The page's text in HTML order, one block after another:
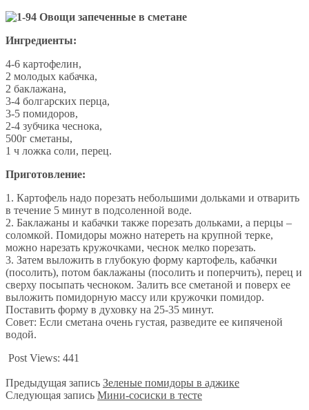
Ингредиенты:
4-6 картофелин,
2 молодых кабачка,
2 баклажана,
3-4 болгарских перца,
3-5 помидоров,
2-4 зубчика чеснока,
500г сметаны,
1 ч ложка соли, перец.
Приготовление:
1. Картофель надо порезать небольшими дольками и отварить
в течение 5 минут в подсоленной воде.
2. Баклажаны и кабачки также порезать дольками, а перцы –
соломкой. Помидоры можно натереть на крупной терке,
можно нарезать кружочками, чеснок мелко порезать.
3. Затем выложить в глубокую форму картофель, кабачки
(посолить), потом баклажаны (посолить и поперчить), перец и
сверху посыпать чесноком. Залить все сметаной и поверх ее
выложить помидорную массу или кружочки помидор.
Поставить форму в духовку на 25-35 минут.
Совет: Если сметана очень густая, разведите ее кипяченой
водой.
Post Views: 441
Предыдущая запись Зеленые помидоры в аджике
Следующая запись Мини-сосиски в тесте